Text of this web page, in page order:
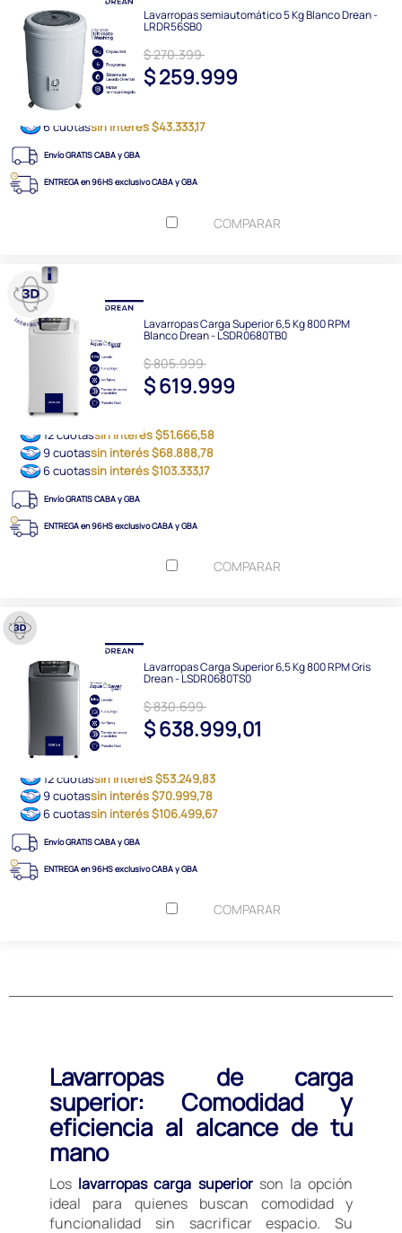
Lavarropas semiautomático 5 Kg Blanco Drean -
LRDR56SB0
$ 270.399
$ 259.999
6 cuotassin interés $43.333,17
Envío GRATIS CABA y GBA
ENTREGA en 96HS exclusivo CABA y GBA
COMPARAR
Lavarropas Carga Superior 6,5 Kg 800 RPM
Blanco Drean - LSDR0680TB0
$ 805.999
$ 619.999
12 cuotassin interés $51.666,58
9 cuotassin interés $68.888,78
6 cuotassin interés $103.333,17
Envío GRATIS CABA y GBA
ENTREGA en 96HS exclusivo CABA y GBA
COMPARAR
Lavarropas Carga Superior 6,5 Kg 800 RPM Gris
Drean - LSDR0680TS0
$ 830.699
$ 638.999,01
12 cuotassin interés $53.249,83
9 cuotassin interés $70.999,78
6 cuotassin interés $106.499,67
Envío GRATIS CABA y GBA
ENTREGA en 96HS exclusivo CABA y GBA
COMPARAR
Lavarropas de carga
superior: Comodidad y
eficiencia al alcance de tu
mano
Los lavarropas carga superiorson la opción
ideal para quienes buscan comodidad y
funcionalidad sin sacrificar espacio. Su